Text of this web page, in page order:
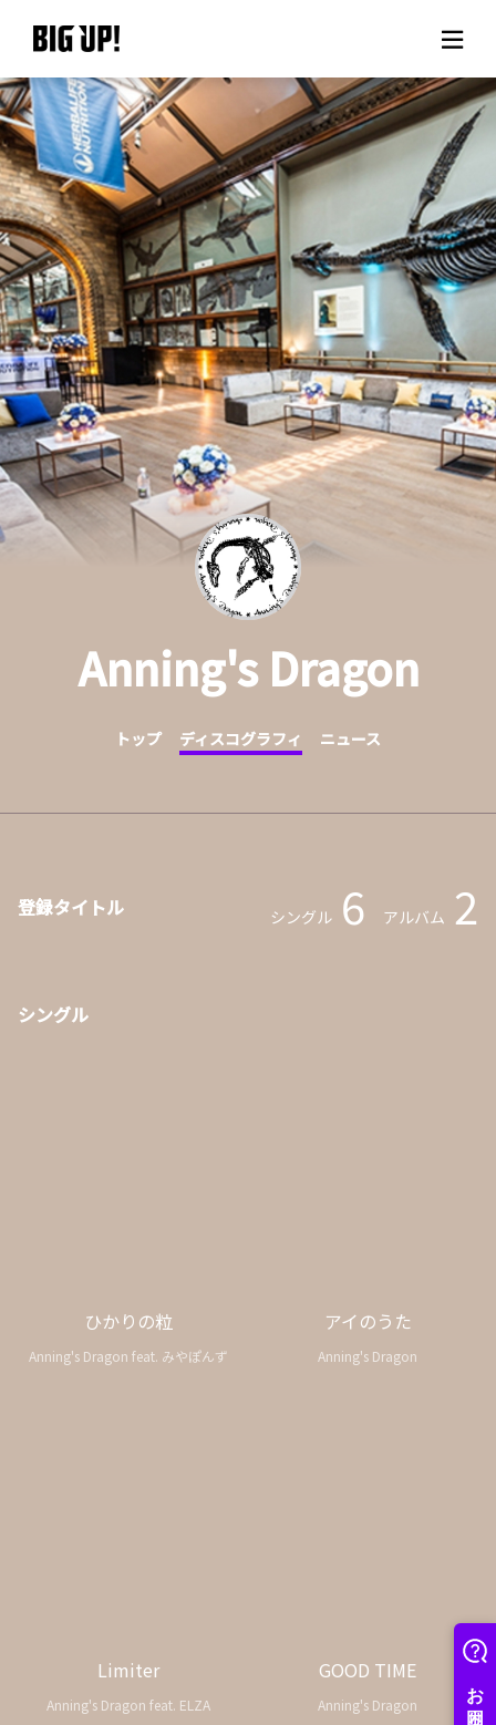
BIG UP!について
ニュース
料金プラン
サポート
ご利用の流れ
よくある質問
Anning's Dragon
トップ ディスコグラフィ ニュース
登録タイトル シングル 6 アルバム 2
シングル
ひかりの粒
Anning's Dragon feat. みやぽんず
アイのうた
Anning's Dragon
Limiter
Anning's Dragon feat. ELZA
GOOD TIME
Anning's Dragon